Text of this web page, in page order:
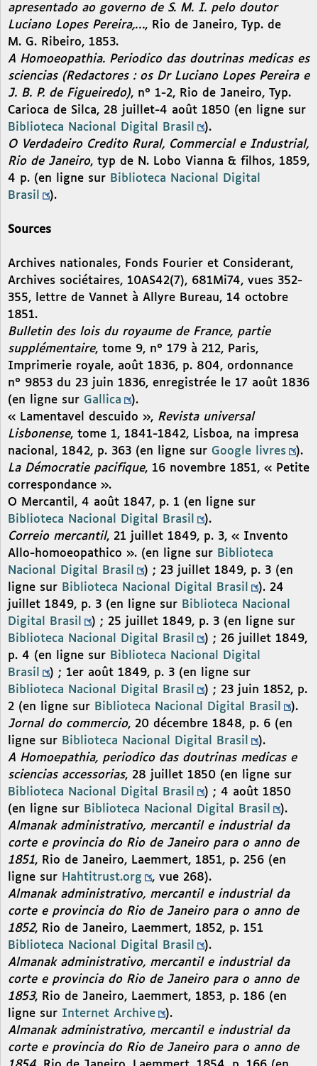
apresentado ao governo de S. M. I. pelo doutor
Luciano Lopes Pereira,…, Rio de Janeiro, Typ. de
M. G. Ribeiro, 1853.
A Homoeopathia. Periodico das doutrinas medicas es
sciencias (Redactores : os Dr Luciano Lopes Pereira e
J. B. P. de Figueiredo), n° 1-2, Rio de Janeiro, Typ.
Carioca de Silca, 28 juillet-4 août 1850 (en ligne sur
Biblioteca Nacional Digital Brasil
).
O Verdadeiro Credito Rural, Commercial e Industrial,
Rio de Janeiro, typ de N. Lobo Vianna & filhos, 1859,
4 p. (en ligne sur Biblioteca Nacional Digital
Brasil
).
Sources
Archives nationales, Fonds Fourier et Considerant,
Archives sociétaires, 10AS42(7), 681Mi74, vues 352-
355, lettre de Vannet à Allyre Bureau, 14 octobre
1851.
Bulletin des lois du royaume de France, partie
supplémentaire, tome 9, n° 179 à 212, Paris,
Imprimerie royale, août 1836, p. 804, ordonnance
n° 9853 du 23 juin 1836, enregistrée le 17 août 1836
(en ligne sur Gallica
).
« Lamentavel descuido », Revista universal
Lisbonense, tome 1, 1841-1842, Lisboa, na impresa
nacional, 1842, p. 363 (en ligne sur Google livres
).
La Démocratie pacifique, 16 novembre 1851, « Petite
correspondance ».
O Mercantil, 4 août 1847, p. 1 (en ligne sur
Biblioteca Nacional Digital Brasil
).
Correio mercantil, 21 juillet 1849, p. 3, « Invento
Allo-homoeopathico ». (en ligne sur Biblioteca
Nacional Digital Brasil
) ; 23 juillet 1849, p. 3 (en
ligne sur Biblioteca Nacional Digital Brasil
). 24
juillet 1849, p. 3 (en ligne sur Biblioteca Nacional
Digital Brasil
) ; 25 juillet 1849, p. 3 (en ligne sur
Biblioteca Nacional Digital Brasil
) ; 26 juillet 1849,
p. 4 (en ligne sur Biblioteca Nacional Digital
Brasil
) ; 1er août 1849, p. 3 (en ligne sur
Biblioteca Nacional Digital Brasil
) ; 23 juin 1852, p.
2 (en ligne sur Biblioteca Nacional Digital Brasil
).
Jornal do commercio, 20 décembre 1848, p. 6 (en
ligne sur Biblioteca Nacional Digital Brasil
).
A Homoepathia, periodico das doutrinas medicas e
sciencias accessorias, 28 juillet 1850 (en ligne sur
Biblioteca Nacional Digital Brasil
) ; 4 août 1850
(en ligne sur Biblioteca Nacional Digital Brasil
).
Almanak administrativo, mercantil e industrial da
corte e provincia do Rio de Janeiro para o anno de
1851, Rio de Janeiro, Laemmert, 1851, p. 256 (en
ligne sur Hahtitrust.org
, vue 268).
Almanak administrativo, mercantil e industrial da
corte e provincia do Rio de Janeiro para o anno de
1852, Rio de Janeiro, Laemmert, 1852, p. 151
Biblioteca Nacional Digital Brasil
).
Almanak administrativo, mercantil e industrial da
corte e provincia do Rio de Janeiro para o anno de
1853, Rio de Janeiro, Laemmert, 1853, p. 186 (en
ligne sur Internet Archive
).
Almanak administrativo, mercantil e industrial da
corte e provincia do Rio de Janeiro para o anno de